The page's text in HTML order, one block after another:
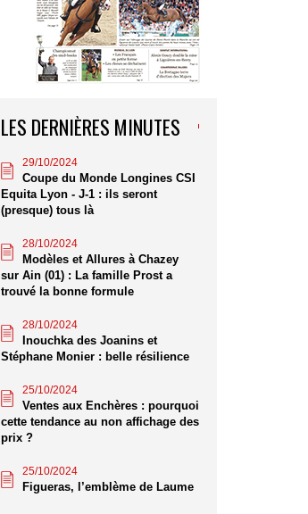
LES DERNIÈRES MINUTES
29/10/2024
Coupe du Monde Longines CSI
Equita Lyon - J-1 : ils seront
(presque) tous là
28/10/2024
Modèles et Allures à Chazey
sur Ain (01) : La famille Prost a
trouvé la bonne formule
28/10/2024
Inouchka des Joanins et
Stéphane Monier : belle résilience
25/10/2024
Ventes aux Enchères : pourquoi
cette tendance au non affichage des
prix ?
25/10/2024
Figueras, l’emblème de Laume